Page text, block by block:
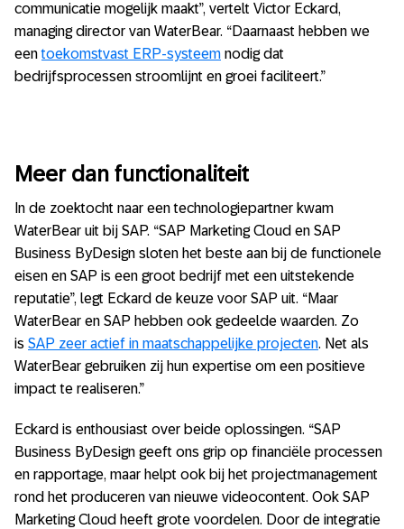
communicatie mogelijk maakt”, vertelt Victor Eckard,
managing director van WaterBear. “Daarnaast hebben we
eentoekomstvast ERP-systeem nodig dat
bedrijfsprocessen stroomlijnt en groei faciliteert.”
Meer dan functionaliteit
In de zoektocht naar een technologiepartner kwam
WaterBear uit bij SAP. “SAP Marketing Cloud en SAP
Business ByDesign sloten het beste aan bij de functionele
eisen en SAP is een groot bedrijf met een uitstekende
reputatie”, legt Eckard de keuze voor SAP uit. “Maar
WaterBear en SAP hebben ook gedeelde waarden. Zo
is SAP zeer actief in maatschappelijke projecten. Net als
WaterBear gebruiken zij hun expertise om een positieve
impact te realiseren.”
Eckard is enthousiast over beide oplossingen. “SAP
Business ByDesign geeft ons grip op financiële processen
en rapportage, maar helpt ook bij het projectmanagement
rond het produceren van nieuwe videocontent. Ook SAP
Marketing Cloud heeft grote voordelen. Door de integratie